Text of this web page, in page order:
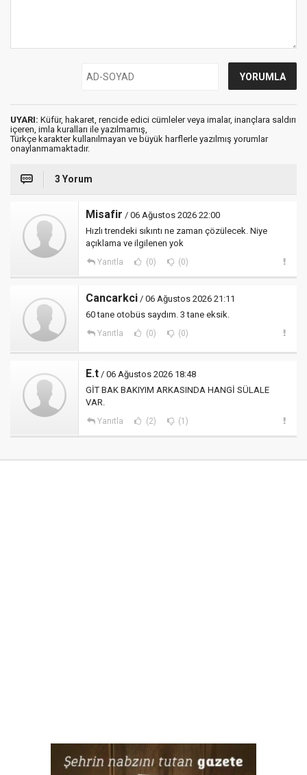
UYARI: Küfür, hakaret, rencide edici cümleler veya imalar, inançlara saldırı
içeren, imla kuralları ile yazılmamış,
Türkçe karakter kullanılmayan ve büyük harflerle yazılmış yorumlar
onaylanmamaktadır.
3 Yorum
Misafir / 06 Ağustos 2026 22:00
Hızlı trendeki sıkıntı ne zaman çözülecek. Niye
açıklama ve ilgilenen yok
Yanıtla (0) (0)
Cancarkci / 06 Ağustos 2026 21:11
60 tane otobüs saydım. 3 tane eksik.
Yanıtla (0) (0)
E.t / 06 Ağustos 2026 18:48
GİT BAK BAKIYIM ARKASINDA HANGİ SÜLALE
VAR.
Yanıtla (2) (1)